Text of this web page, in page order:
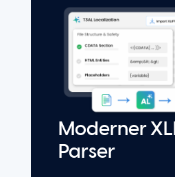
Moderner
Parser